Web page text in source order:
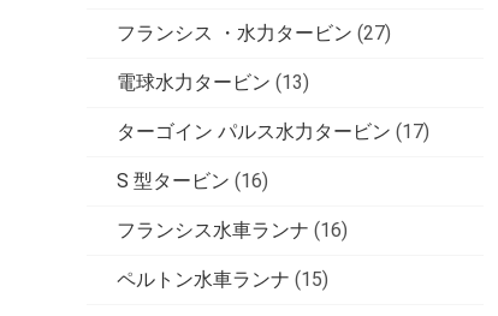
フランシス ・水力タービン (27)
電球水力タービン (13)
ターゴイン パルス水力タービン (17)
S 型タービン (16)
フランシス水車ランナ (16)
ペルトン水車ランナ (15)